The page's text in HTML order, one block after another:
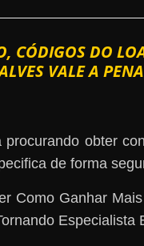
CÓDIGOS DO
VALE A
procurando obter
de forma
Como Ganhar
Especialista